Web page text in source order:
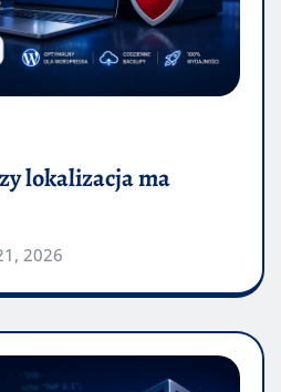
lokalizacja ma
2026